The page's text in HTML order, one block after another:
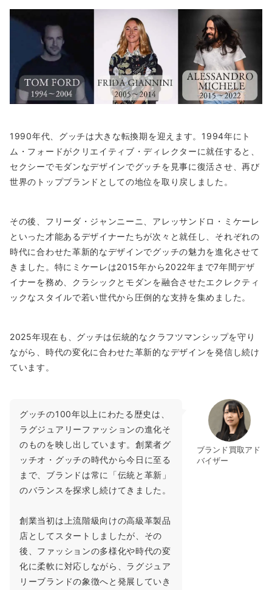
1990年代、グッチは大きな転換期を迎えます。1994年にト
ム・フォードがクリエイティブ・ディレクターに就任すると、
セクシーでモダンなデザインでグッチを見事に復活させ、再び
世界のトップブランドとしての地位を取り戻しました。
その後、フリーダ・ジャンニーニ、アレッサンドロ・ミケーレ
といった才能あるデザイナーたちが次々と就任し、それぞれの
時代に合わせた革新的なデザインでグッチの魅力を進化させて
きました。特にミケーレは2015年から2022年まで7年間デザ
イナーを務め、クラシックとモダンを融合させたエクレクティ
ックなスタイルで若い世代から圧倒的な支持を集めました。
2025年現在も、グッチは伝統的なクラフツマンシップを守り
ながら、時代の変化に合わせた革新的なデザインを発信し続け
ています。
ブランド買取アド
バイザー
グッチの100年以上にわたる歴史は、
ラグジュアリーファッションの進化そ
のものを映し出しています。創業者グ
ッチオ・グッチの時代から今日に至る
まで、ブランドは常に「伝統と革新」
のバランスを探求し続けてきました。
創業当初は上流階級向けの高級革製品
店としてスタートしましたが、その
後、ファッションの多様化や時代の変
化に柔軟に対応しながら、ラグジュア
リーブランドの象徴へと発展していき